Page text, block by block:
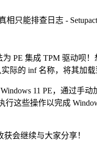
能排查日志 -
集成 TPM 驱动呗！
际的 inf 名称，将其加
11 PE，通过手动加
这些操作以完成
会继续与大家分享！